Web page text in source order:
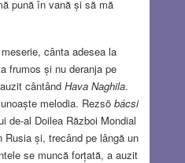
pună în vană și să mă
cânta adesea la
frumos și nu deranja pe
cântând Hava Naghila.
melodia. Rezsö bácsi
de-al Doilea Război Mondial
și, trecând pe lângă un
se muncă forțată, a auzit